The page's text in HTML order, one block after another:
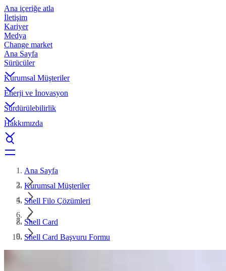
Ana içeriğe atla
İletişim
Kariyer
Medya
Change market
Ana Sayfa
Sürücüler
Kurumsal Müşteriler
Enerji ve İnovasyon
Sürdürülebilirlik
Hakkımızda
Ana Sayfa
Kurumsal Müşteriler
Shell Filo Çözümleri
Shell Card
Shell Card Başvuru Formu